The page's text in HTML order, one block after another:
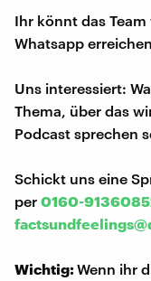
Ihr könnt das
Whatsapp
Uns interessiert:
Thema, über das
Podcast sprechen
Schickt uns eine
per 0160-
Wichtig:Wenn ihr